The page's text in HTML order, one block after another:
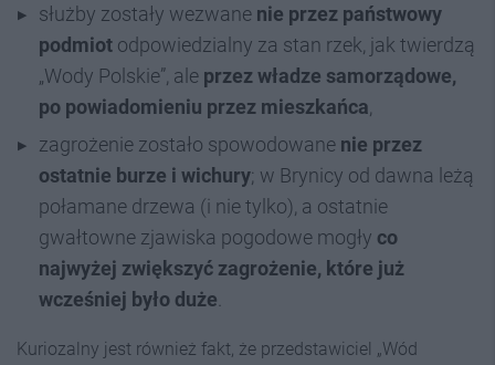
służby zostały wezwane nie przez państwowy
podmiot odpowiedzialny za stan rzek, jak twierdzą
„Wody Polskie”, ale przez władze samorządowe,
po powiadomieniu przez mieszkańca
zagrożenie zostało spowodowane nie przez
ostatnie burze i wichury; w Brynicy od dawna leżą
połamane drzewa (i nie tylko), a ostatnie
gwałtowne zjawiska pogodowe mogły co
najwyżej zwiększyć zagrożenie, które już
wcześniej było duże
Kuriozalny jest również fakt, że przedstawiciel „Wód